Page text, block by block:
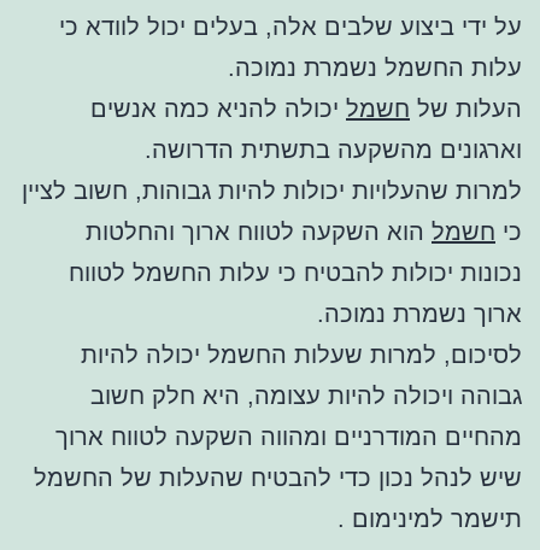
על ידי ביצוע שלבים אלה, בעלים יכול לוודא כי
עלות החשמל נשמרת נמוכה.
העלות של חשמל יכולה להניא כמה אנשים
וארגונים מהשקעה בתשתית הדרושה.
למרות שהעלויות יכולות להיות גבוהות, חשוב לציין
כי חשמל הוא השקעה לטווח ארוך והחלטות
נכונות יכולות להבטיח כי עלות החשמל לטווח
ארוך נשמרת נמוכה.
לסיכום, למרות שעלות החשמל יכולה להיות
גבוהה ויכולה להיות עצומה, היא חלק חשוב
מהחיים המודרניים ומהווה השקעה לטווח ארוך
שיש לנהל נכון כדי להבטיח שהעלות של החשמל
תישמר למינימום .